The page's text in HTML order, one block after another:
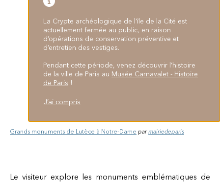
Grands monuments de Lutèce à Notre-Dame parmairiedeparis
Le visiteur explore les monuments emblématiques de
La Crypte archéologique de l’île de la Cité est
actuellement fermée au public, en raison
d’opérations de conservation préventive et
d’entretien des vestiges.
Pendant cette période, venez découvrir l’histoire
de la ville de Paris au Musée Carnavalet - Histoire
de Paris !
J’ai compris